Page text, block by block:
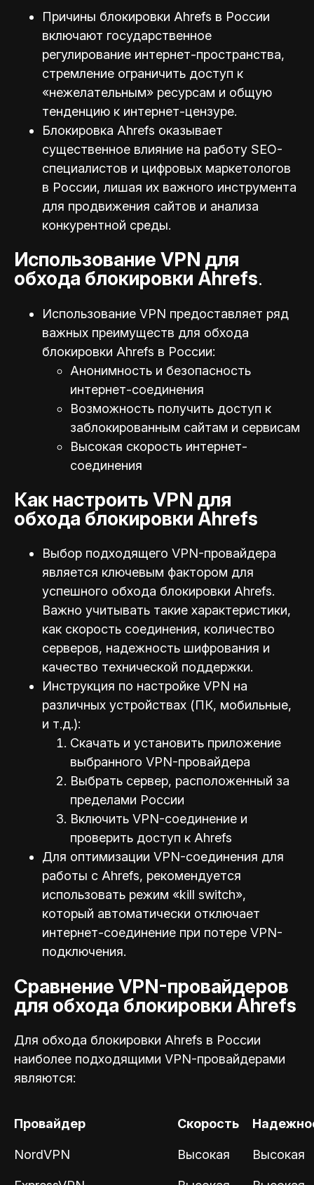
Причины блокировки Ahrefs в России
включают государственное
регулирование интернет-пространства,
стремление ограничить доступ к
«нежелательным» ресурсам и общую
тенденцию к интернет-цензуре.
Блокировка Ahrefs оказывает
существенное влияние на работу SEO-
специалистов и цифровых маркетологов
в России, лишая их важного инструмента
для продвижения сайтов и анализа
конкурентной среды.
Использование VPN для
обхода блокировки Ahrefs.
Использование VPN предоставляет ряд
важных преимуществ для обхода
блокировки Ahrefs в России:
Анонимность и безопасность
интернет-соединения
Возможность получить доступ к
заблокированным сайтам и сервисам
Высокая скорость интернет-
соединения
Как настроить VPN для
обхода блокировки Ahrefs
Выбор подходящего VPN-провайдера
является ключевым фактором для
успешного обхода блокировки Ahrefs.
Важно учитывать такие характеристики,
как скорость соединения, количество
серверов, надежность шифрования и
качество технической поддержки.
Инструкция по настройке VPN на
различных устройствах (ПК, мобильные,
и т.д.):
Скачать и установить приложение
выбранного VPN-провайдера
Выбрать сервер, расположенный за
пределами России
Включить VPN-соединение и
проверить доступ к Ahrefs
Для оптимизации VPN-соединения для
работы с Ahrefs, рекомендуется
использовать режим «kill switch»,
который автоматически отключает
интернет-соединение при потере VPN-
подключения.
Сравнение VPN-провайдеров
для обхода блокировки Ahrefs
Для обхода блокировки Ahrefs в России
наиболее подходящими VPN-провайдерами
являются:
Провайдер Скорость
NordVPN Высокая Высокая